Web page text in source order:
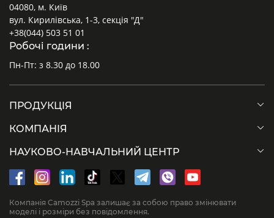
04080, м. Київ
вул. Кирилівська, 1-3, секція "Д"
+38(044) 503 51 01
Робочі години :
Пн-Пт: з 8.30 до 18.00
ПРОДУКЦІЯ
КОМПАНІЯ
НАУКОВО-НАВЧАЛЬНИЙ ЦЕНТР
Компанія Camozzi Spa залишає за собою право змінювати
моделі і розміри без повідомлення.